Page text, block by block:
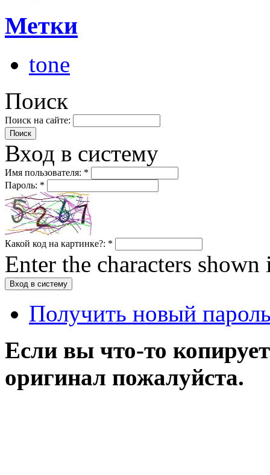
Метки
tone
Поиск
Поиск на сайте:
Вход в систему
Имя пользователя: *
Пароль: *
Какой код на картинке?: *
Enter the characters shown
Получить новый
Если вы что-то
оригинал пожалуйста.